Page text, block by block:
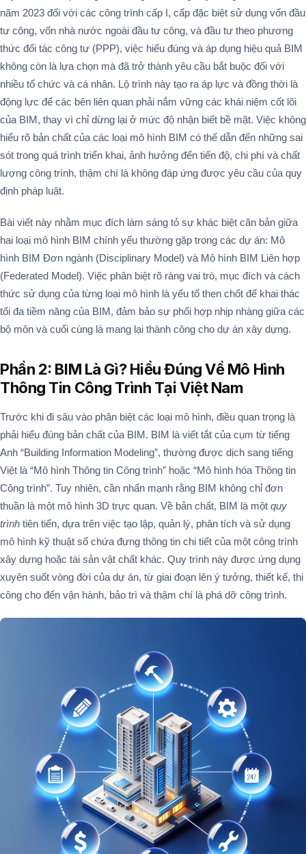
năm 2023 đối với các công trình cấp I, cấp đặc biệt sử dụng vốn đầu
tư công, vốn nhà nước ngoài đầu tư công, và đầu tư theo phương
thức đối tác công tư (PPP), việc hiểu đúng và áp dụng hiệu quả BIM
không còn là lựa chọn mà đã trở thành yêu cầu bắt buộc đối với
nhiều tổ chức và cá nhân. Lộ trình này tạo ra áp lực và đồng thời là
động lực để các bên liên quan phải nắm vững các khái niệm cốt lõi
của BIM, thay vì chỉ dừng lại ở mức độ nhận biết bề mặt. Việc không
hiểu rõ bản chất của các loại mô hình BIM có thể dẫn đến những sai
sót trong quá trình triển khai, ảnh hưởng đến tiến độ, chi phí và chất
lượng công trình, thậm chí là không đáp ứng được yêu cầu của quy
định pháp luật.
Bài viết này nhằm mục đích làm sáng tỏ sự khác biệt căn bản giữa
hai loại mô hình BIM chính yếu thường gặp trong các dự án: Mô
hình BIM Đơn ngành (Disciplinary Model) và Mô hình BIM Liên hợp
(Federated Model). Việc phân biệt rõ ràng vai trò, mục đích và cách
thức sử dụng của từng loại mô hình là yếu tố then chốt để khai thác
tối đa tiềm năng của BIM, đảm bảo sự phối hợp nhịp nhàng giữa các
bộ môn và cuối cùng là mang lại thành công cho dự án xây dựng.
Phần 2: BIM Là Gì? Hiểu Đúng Về Mô Hình
Thông Tin Công Trình Tại Việt Nam
Trước khi đi sâu vào phân biệt các loại mô hình, điều quan trọng là
phải hiểu đúng bản chất của BIM. BIM là viết tắt của cụm từ tiếng
Anh “Building Information Modeling”, thường được dịch sang tiếng
Việt là “Mô hình Thông tin Công trình” hoặc “Mô hình hóa Thông tin
Công trình”. Tuy nhiên, cần nhấn mạnh rằng BIM không chỉ đơn
thuần là một mô hình 3D trực quan. Về bản chất, BIM là một quy
trình tiên tiến, dựa trên việc tạo lập, quản lý, phân tích và sử dụng
mô hình kỹ thuật số chứa đựng thông tin chi tiết của một công trình
xây dựng hoặc tài sản vật chất khác. Quy trình này được ứng dụng
xuyên suốt vòng đời của dự án, từ giai đoạn lên ý tưởng, thiết kế, thi
công cho đến vận hành, bảo trì và thậm chí là phá dỡ công trình.